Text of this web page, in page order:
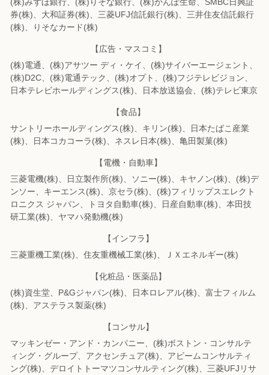
券(株)、 大和証券(株)、三菱UFJ信託銀行(株)、三井住友信託銀行
(株)、りそなカード(株)
【広告・マスコミ】
(株)電通、(株)アサツー ディ・ケイ、(株)サイバーエージェント、
(株)D2C、 (株)電通テック、(株)オプト、(株)フジテレビジョン、
日本テレビホールディングス(株)、
日本放送協会、(株)テレビ東京
【食品】
サントリーホールディングス(株)、キリン(株)、日本たばこ産業
(株)、
日本コカコーラ(株)、ネスレ日本(株)、亀田製菓(株)
【電機・自動車】
三菱電機(株)、日立製作所(株)、ソニー(株)、キヤノン(株)、(株)デ
ンソー、 キーエンス(株)、京セラ(株)、(株)フィリップスエレクト
ロニクス ジャパン、
トヨタ自動車(株)、日産自動車(株)、本田技
研工業(株)、ヤマハ発動機(株)
【インフラ】
三菱重機工業(株)、住友重機械工業(株)、ＪＸエネルギー(株)
【化粧品・医薬品】
(株)資生堂、P&Gジャパン(株)、日本ロレアル(株)、富士フィルム
(株)、 アステラス製薬(株)
【コンサル】
マッキンゼー・アンド・カンパニー、(株)ボストン・コンサルテ
ィング・グループ、 アクセンチュア(株)、アビームコンサルティ
ング(株)、 デロイトトーマツコンサルティング(株)、三菱UFJリサ